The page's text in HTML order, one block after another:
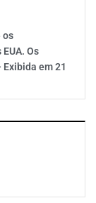
os
Os
em 21